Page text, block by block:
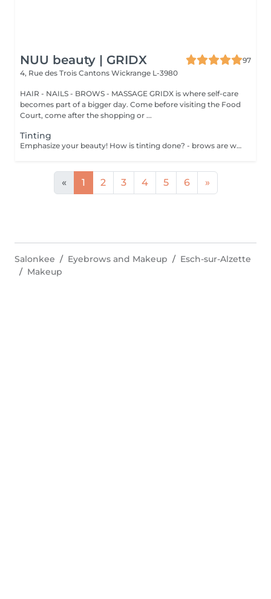
NUU beauty | GRIDX
97
4, Rue des Trois Cantons Wickrange L-3980
HAIR - NAILS - BROWS - MASSAGE GRIDX is where self-care
becomes part of a bigger day. Come before visiting the Food
Court, come after the shopping or ...
Tinting
Emphasize your beauty! How is tinting done? - brows are washed - tinting is performed - excess paint is removed - brows are styled Age restrictions: recommended age from 14 years. Post procedure recommendations: do not wash brows and do not put on makeup for 12 hours. Frequency: once in 3 weeks.
« 1 2 3 4 5 6 »
Salonkee Eyebrows and Makeup
Esch-sur-Alzette
Makeup